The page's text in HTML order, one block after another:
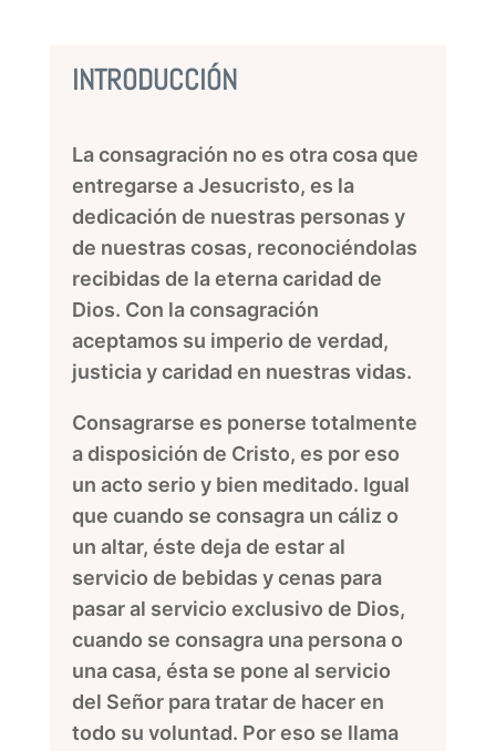
INTRODUCCIÓN
La consagración no es otra cosa que
entregarse a Jesucristo, es la
dedicación de nuestras personas y
de nuestras cosas, reconociéndolas
recibidas de la eterna caridad de
Dios. Con la consagración
aceptamos su imperio de verdad,
justicia y caridad en nuestras vidas.
Consagrarse es ponerse totalmente
a disposición de Cristo, es por eso
un acto serio y bien meditado. Igual
que cuando se consagra un cáliz o
un altar, éste deja de estar al
servicio de bebidas y cenas para
pasar al servicio exclusivo de Dios,
cuando se consagra una persona o
una casa, ésta se pone al servicio
del Señor para tratar de hacer en
todo su voluntad. Por eso se llama